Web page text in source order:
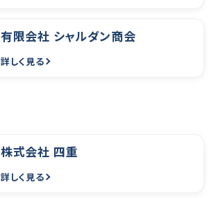
有限会社 シャルダン商会
詳しく見る
株式会社 四重
詳しく見る